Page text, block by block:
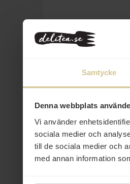
Samtycke
Denna webbplats
Vi använder
sociala medier och
till de sociala medier och
med annan information
14 kr
Schweppes Indian
Zero 33cl